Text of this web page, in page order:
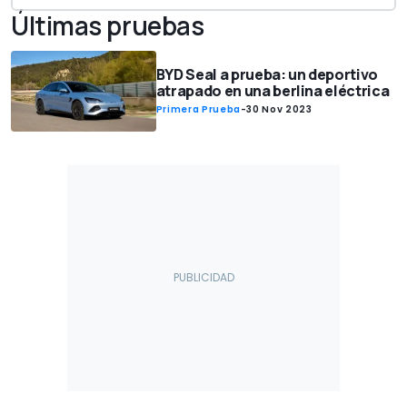
Últimas pruebas
BYD Seal a prueba: un deportivo
atrapado en una berlina eléctrica
Primera Prueba-30 Nov 2023